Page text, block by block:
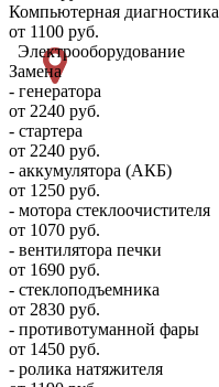
Компьютерная диагностика
от 1100 руб.
Электрооборудование
Замена
- генератора
от 2240 руб.
- стартера
от 2240 руб.
- аккумулятора (АКБ)
от 1250 руб.
- мотора стеклоочистителя
от 1070 руб.
- вентилятора печки
от 1690 руб.
- стеклоподъемника
от 2830 руб.
- противотуманной фары
от 1450 руб.
- ролика натяжителя